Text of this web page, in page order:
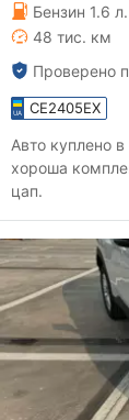
Бензин 1.6 л.
48 тис. км
Проверено
CE2405EX
Авто куплено
хороша
цап.